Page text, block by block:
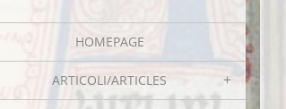
HOMEPAGE
ARTICOLI/ARTICLES